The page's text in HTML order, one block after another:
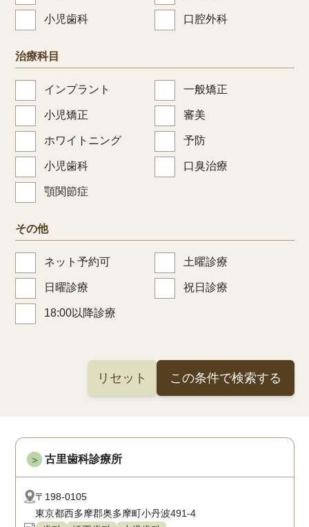
小児歯科 口腔外科
治療科目
インプラント 一般矯正
小児矯正 審美
ホワイトニング 予防
小児歯科 口臭治療
顎関節症
その他
ネット予約可 土曜診療
日曜診療 祝日診療
18:00以降診療
リセット この条件で検索する
＞ 古里歯科診療所
〒198-0105
東京都西多摩郡奥多摩町小丹波491-4